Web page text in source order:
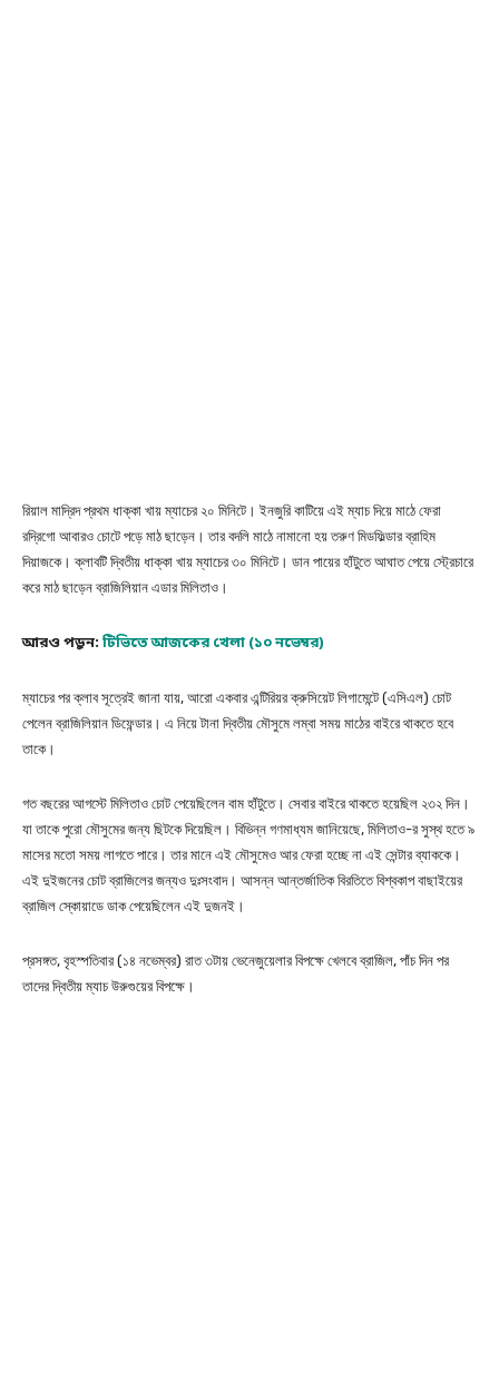
রিয়াল মাদ্রিদ প্রথম ধাক্কা খায় ম্যাচের ২০ মিনিটে। ইনজুরি কাটিয়ে এই ম্যাচ দিয়ে মাঠে ফেরা
রদ্রিগো আবারও চোটে পড়ে মাঠ ছাড়েন। তার বদলি মাঠে নামানো হয় তরুণ মিডফিল্ডার ব্রাহিম
দিয়াজকে। ক্লাবটি দ্বিতীয় ধাক্কা খায় ম্যাচের ৩০ মিনিটে। ডান পায়ের হাঁটুতে আঘাত পেয়ে স্ট্রেচারে
করে মাঠ ছাড়েন ব্রাজিলিয়ান এডার মিলিতাও।
আরও পড়ুন: টিভিতে আজকের খেলা (১০ নভেম্বর)
ম্যাচের পর ক্লাব সূত্রেই জানা যায়, আরো একবার এন্টিরিয়র ক্রুসিয়েট লিগামেন্টে (এসিএল) চোট
পেলেন ব্রাজিলিয়ান ডিফেন্ডার। এ নিয়ে টানা দ্বিতীয় মৌসুমে লম্বা সময় মাঠের বাইরে থাকতে হবে
তাকে।
গত বছরের আগস্টে মিলিতাও চোট পেয়েছিলেন বাম হাঁটুতে। সেবার বাইরে থাকতে হয়েছিল ২৩২ দিন।
যা তাকে পুরো মৌসুমের জন্য ছিটকে দিয়েছিল। বিভিন্ন গণমাধ্যম জানিয়েছে, মিলিতাও-র সুস্থ হতে ৯
মাসের মতো সময় লাগতে পারে। তার মানে এই মৌসুমেও আর ফেরা হচ্ছে না এই সেন্টার ব্যাককে।
এই দুইজনের চোট ব্রাজিলের জন্যও দুঃসংবাদ। আসন্ন আন্তর্জাতিক বিরতিতে বিশ্বকাপ বাছাইয়ের
ব্রাজিল স্কোয়াডে ডাক পেয়েছিলেন এই দুজনই।
প্রসঙ্গত, বৃহস্পতিবার (১৪ নভেম্বর) রাত ৩টায় ভেনেজুয়েলার বিপক্ষে খেলবে ব্রাজিল, পাঁচ দিন পর
তাদের দ্বিতীয় ম্যাচ উরুগুয়ের বিপক্ষে।